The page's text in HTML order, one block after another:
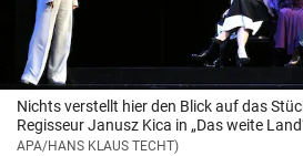
© Krone Multimedia GmbH & Co KG
Muthgasse 2, 1190 Wien
Nichts verstellt hier den Blick auf das
Regisseur Janusz Kica in „Das weite
APA/HANS KLAUS TECHT)